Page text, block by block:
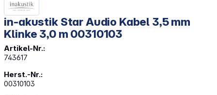
in-akustik Star Audio Kabel 3,5 mm
Klinke 3,0 m 00310103
Artikel-Nr.:
743617
Herst.-Nr.:
00310103